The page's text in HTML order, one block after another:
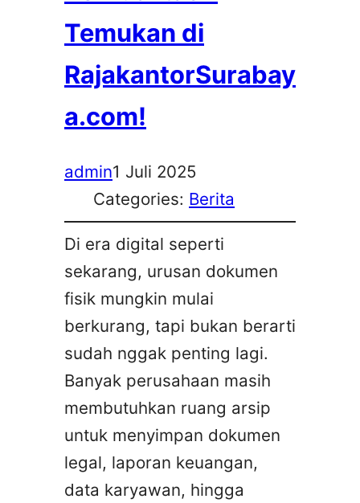
Temukan di
RajakantorSurabay
a.com!
admin1 Juli 2025
Categories: Berita
Di era digital seperti
sekarang, urusan dokumen
fisik mungkin mulai
berkurang, tapi bukan berarti
sudah nggak penting lagi.
Banyak perusahaan masih
membutuhkan ruang arsip
untuk menyimpan dokumen
legal, laporan keuangan,
data karyawan, hingga